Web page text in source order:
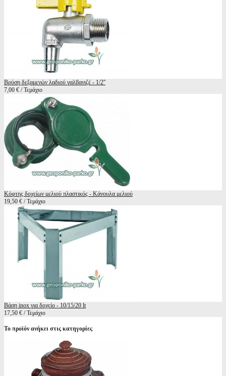
Βρύση δεξαμενών λαδιού γαλβανιζέ - 1/2''
7,00 € / Τεμάχιο
Κόφτης δοχείων μελιού πλαστικός - Κάνουλα μελιού
19,50 € / Τεμάχιο
Βάση inox για δοχείο - 10/15/20 lt
17,50 € / Τεμάχιο
Το προϊόν ανήκει στις κατηγορίες